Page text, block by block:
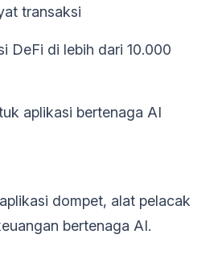
transaksi
DeFi di lebih dari 10.000
aplikasi bertenaga AI
dompet, alat pelacak
bertenaga AI.